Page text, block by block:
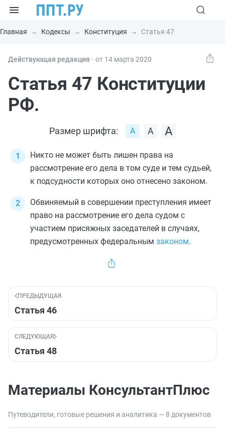
Главная Кодексы Конституция Статья 47
Действующая редакция ⸱ от 14 марта 2020
Статья 47 Конституции
РФ.
Размер шрифта:
Никто не может быть лишен права на
рассмотрение его дела в том суде и тем судьей,
к подсудности которых оно отнесено законом.
Обвиняемый в совершении преступления имеет
право на рассмотрение его дела судом с
участием присяжных заседателей в случаях,
предусмотренных федеральным законом.
ПРЕДЫДУЩАЯ
Статья 46
СЛЕДУЮЩАЯ
Статья 48
Материалы КонсультантПлюс
Путеводители, готовые решения и аналитика — 8 документов